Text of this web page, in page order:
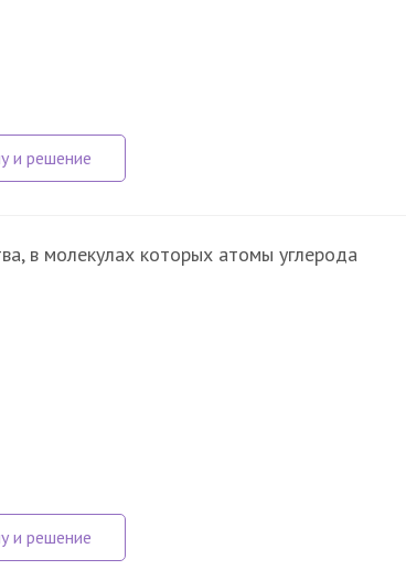
в молекулах которых атомы углерода